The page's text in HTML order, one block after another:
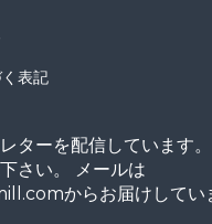
表記
ターを配信しています
さい。 メールは
からお届けしてい